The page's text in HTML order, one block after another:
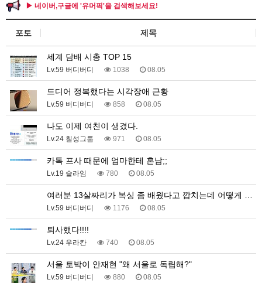
▶ 네이버,구글에 '유머픽'을 검색해보세요!
포토 제목
세계 담배 시총 TOP 15
Lv.59 버디버디 1038 08.05
드디어 정복했다는 시각장애 근황
Lv.59 버디버디 858 08.05
나도 이제 여친이 생겼다.
Lv.24 칠성그룹 971 08.05
카톡 프사 때문에 엄마한테 혼남;;
Lv.19 슬라임 780 08.05
여러분 13살짜리가 복싱 좀 배웠다고 깝치는데 어떻게 …
Lv.59 버디버디 1176 08.05
퇴사했다!!!!
Lv.24 우라칸 740 08.05
서울 토박이 안재현 "왜 서울로 독립해?"
Lv.59 버디버디 880 08.05